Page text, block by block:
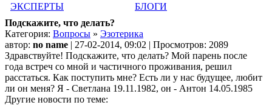
ЭКСПЕРТЫ
БЛОГИ
Подскажите, что делать?
Категория: Вопросы » Эзотерика
автор: no name | 27-02-2014, 09:02 | Просмотров: 2089
Здравствуйте! Подскажите, что делать? Мой парень после
года встреч со мной и частичного проживания, решил
расстаться. Как поступить мне? Есть ли у нас будущее, любит
ли он меня? Я - Светлана 19.11.1982, он - Антон 14.05.1985
Другие новости по теме: